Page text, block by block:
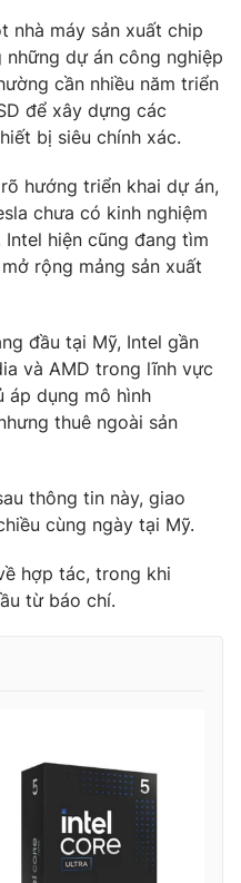
Thể thao
động sản
lòng Việt
mình bằng AI
Hạnh, Phạm Quốc Thắng,
355 932
nhà máy sản xuất chip
dự án công nghiệp
cần nhiều năm triển
để xây dựng các
bị siêu chính xác.
hướng triển khai dự án,
chưa có kinh nghiệm
hiện cũng đang tìm
rộng mảng sản xuất
đầu tại Mỹ, Intel gần
và AMD trong lĩnh vực
áp dụng mô hình
thuê ngoài sản
thông tin này, giao
cùng ngày tại Mỹ.
hợp tác, trong khi
từ báo chí.